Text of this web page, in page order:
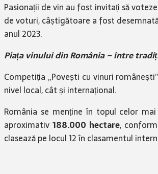
Pasionații de vin au fost invitați să
de voturi, câștigătoare a fost
anul 2023.
Piața vinului din România – între
Competiția „Povești cu vinuri
nivel local, cât și internațional.
România se menține în topul celor
aproximativ 188.000 hectare,
clasează pe locul 12 în clasamentul